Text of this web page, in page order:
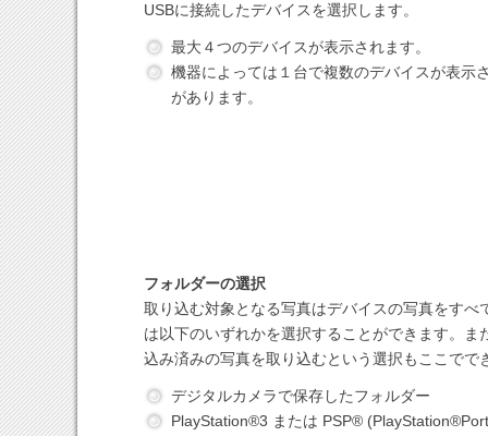
USBに接続したデバイスを選択します。
最大４つのデバイスが表示されます。
機器によっては１台で複数のデバイスが表示
があります。
フォルダーの選択
取り込む対象となる写真はデバイスの写真をすべ
は以下のいずれかを選択することができます。ま
込み済みの写真を取り込むという選択もここでで
デジタルカメラで保存したフォルダー
PlayStation®3 または PSP®